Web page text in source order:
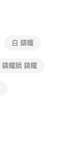
白 鑄鐵
鑄鐵鍋 鑄鐵